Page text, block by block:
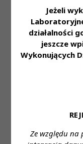
Jeżeli
działalności
jeszcze
Wykonujących
Ze względu na
finansowania (MZ
Stanowisko
Krajowej Rady
Diagnostów
Laboratoryjnych z
Ministra Zdrowia w
ustalania wysokości
świadczenia